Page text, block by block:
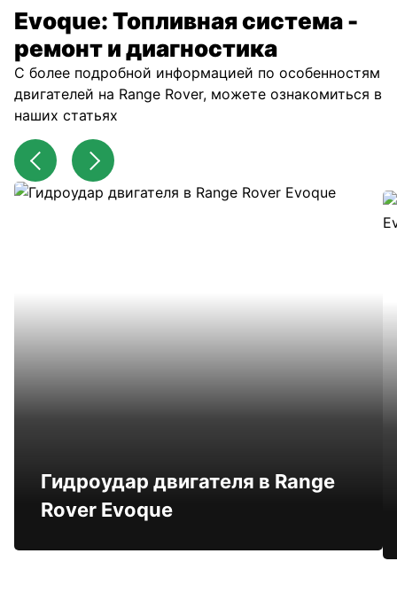
Evoque: Топливная система -
ремонт и диагностика
С более подробной информацией по особенностям
двигателей на Range Rover, можете ознакомиться в
наших статьях
Гидроудар двигателя в Range
Rover Evoque